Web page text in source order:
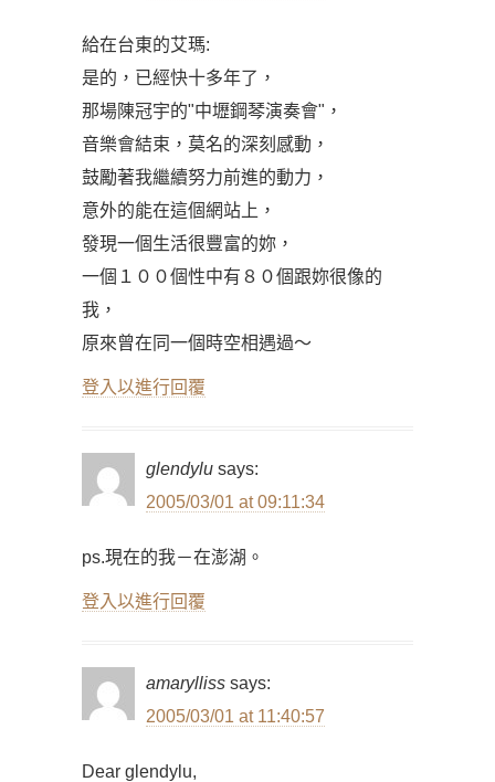
給在台東的艾瑪:
是的，已經快十多年了，
那場陳冠宇的"中壢鋼琴演奏會"，
音樂會結束，莫名的深刻感動，
鼓勵著我繼續努力前進的動力，
意外的能在這個網站上，
發現一個生活很豐富的妳，
一個１００個性中有８０個跟妳很像的
我，
原來曾在同一個時空相遇過～
登入以進行回覆
glendylu says:
2005/03/01 at 09:11:34
ps.現在的我－在澎湖。
登入以進行回覆
amarylliss says:
2005/03/01 at 11:40:57
Dear glendylu,